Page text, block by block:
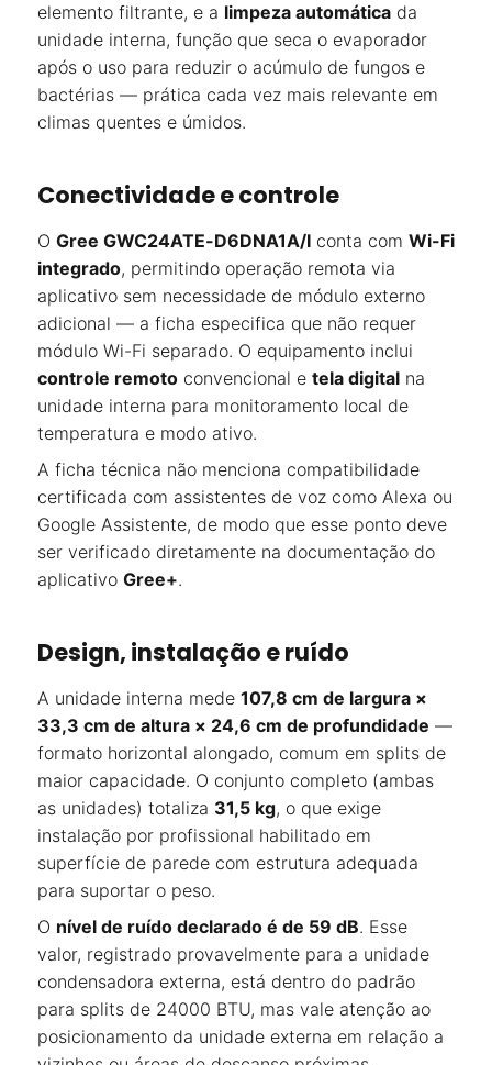
elemento filtrante, e a limpeza automática da
unidade interna, função que seca o evaporador
após o uso para reduzir o acúmulo de fungos e
bactérias — prática cada vez mais relevante em
climas quentes e úmidos.
Conectividade e controle
O Gree GWC24ATE-D6DNA1A/I conta com Wi-Fi
integrado, permitindo operação remota via
aplicativo sem necessidade de módulo externo
adicional — a ficha especifica que não requer
módulo Wi-Fi separado. O equipamento inclui
controle remoto convencional e tela digital na
unidade interna para monitoramento local de
temperatura e modo ativo.
A ficha técnica não menciona compatibilidade
certificada com assistentes de voz como Alexa ou
Google Assistente, de modo que esse ponto deve
ser verificado diretamente na documentação do
aplicativo Gree+.
Design, instalação e ruído
A unidade interna mede 107,8 cm de largura ×
33,3 cm de altura × 24,6 cm de profundidade —
formato horizontal alongado, comum em splits de
maior capacidade. O conjunto completo (ambas
as unidades) totaliza 31,5 kg, o que exige
instalação por profissional habilitado em
superfície de parede com estrutura adequada
para suportar o peso.
O nível de ruído declarado é de 59 dB. Esse
valor, registrado provavelmente para a unidade
condensadora externa, está dentro do padrão
para splits de 24000 BTU, mas vale atenção ao
posicionamento da unidade externa em relação a